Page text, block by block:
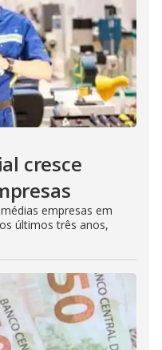
cresce
empresas em
últimos três anos,